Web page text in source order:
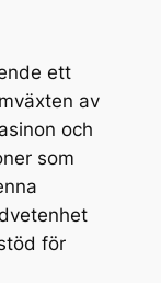
ett
av
och
som
för